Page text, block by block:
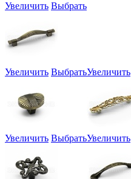
Увеличить Выбрать
Увеличить ВыбратьУвеличить
Увеличить ВыбратьУвеличить